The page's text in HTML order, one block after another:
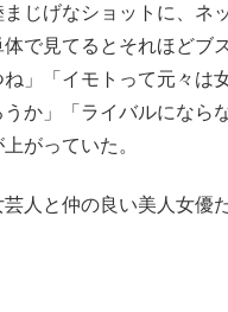
じげなショットに、ネ
で見てるとそれほどブ
」「イモトって元々は
か」「ライバルになら
がっていた。
人と仲の良い美人女優